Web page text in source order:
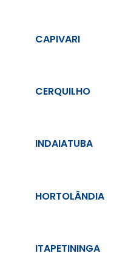
CAPIVARI
CERQUILHO
INDAIATUBA
HORTOLÂNDIA
ITAPETININGA